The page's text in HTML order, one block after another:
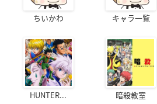
ちいかわ キャラ一覧
HUNTER... 暗殺教室